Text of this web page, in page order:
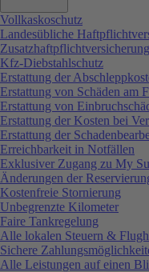
Vollkaskoschutz
Landesübliche
Kfz-Diebstahlschutz
Erstattung der
Erstattung von Schäden am
Erstattung von
Erstattung der Kosten bei
Erstattung der
Erreichbarkeit in Notfällen
Exklusiver Zugang zu My
Änderungen der
Kostenfreie Stornierung
Unbegrenzte Kilometer
Faire Tankregelung
Alle lokalen Steuern &
Sichere
Alle Leistungen auf einen